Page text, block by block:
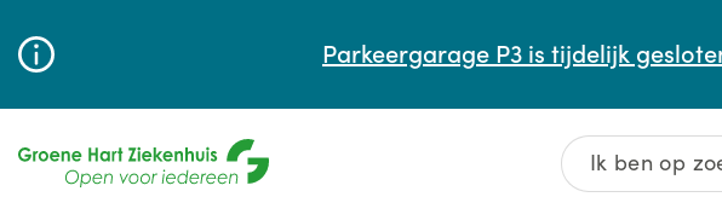
Parkeergarage P3 is tijdelijk
Wachttijden